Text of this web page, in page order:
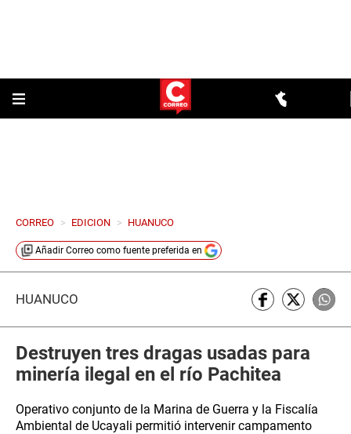
CORREO > EDICION > HUANUCO
Añadir Correo como fuente preferida en
HUÁNUCO
Destruyen tres dragas usadas para
minería ilegal en el río Pachitea
Operativo conjunto de la Marina de Guerra y la Fiscalía
Ambiental de Ucayali permitió intervenir campamento